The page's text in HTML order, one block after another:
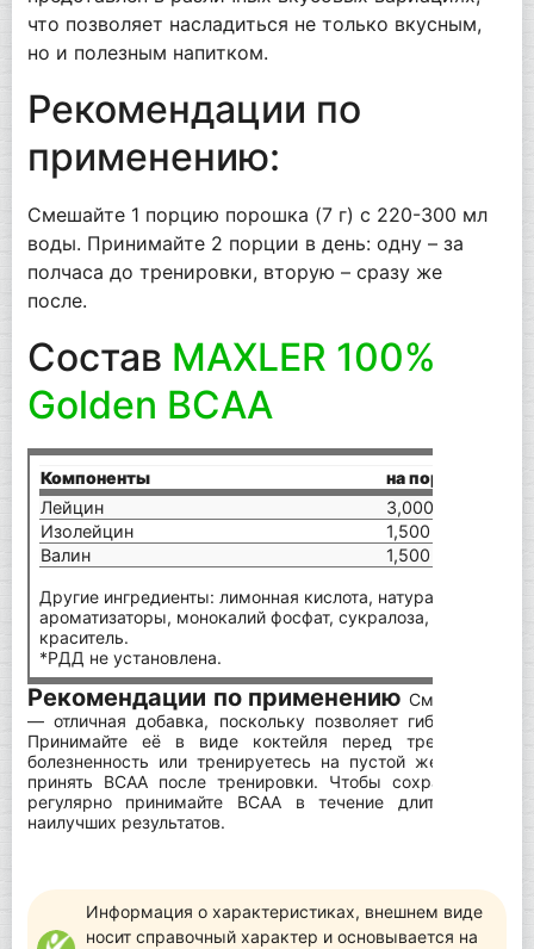
что позволяет насладиться не только вкусным,
но и полезным напитком.
Рекомендации по
применению:
Смешайте 1 порцию порошка (7 г) с 220-300 мл
воды. Принимайте 2 порции в день: одну – за
полчаса до тренировки, вторую – сразу же
после.
Состав MAXLER 100%
Golden BCAA
Компоненты
на порцию (7 г)
Лейцин
3,000 мг
Изолейцин
1,500 мг
Валин
1,500 мг
Другие ингредиенты: лимонная кислота, натуральные и
ароматизаторы, монокалий фосфат, сукралоза,
краситель.
*РДД не установлена.
Рекомендации по применению Смешайте 7 г
— отличная добавка, поскольку позволяет гибко
Принимайте её в виде коктейля перед тренировкой,
болезненность или тренируетесь на пустой желудок. В
принять BCAA после тренировки. Чтобы сохранить
регулярно принимайте BCAA в течение длительного
наилучших результатов.
Информация о характеристиках, внешнем виде
носит справочный характер и основывается на